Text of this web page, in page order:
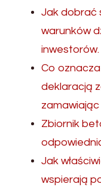
Jak dobrać
warunków
inwestorów.
Co
deklaracją
Zbiornik
Jak
wspierają